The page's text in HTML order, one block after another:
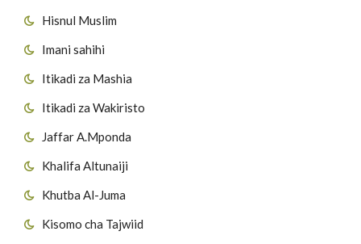
Hisnul Muslim
Imani sahihi
Itikadi za Mashia
Itikadi za Wakiristo
Jaffar A.Mponda
Khalifa Altunaiji
Khutba Al-Juma
Kisomo cha Tajwiid